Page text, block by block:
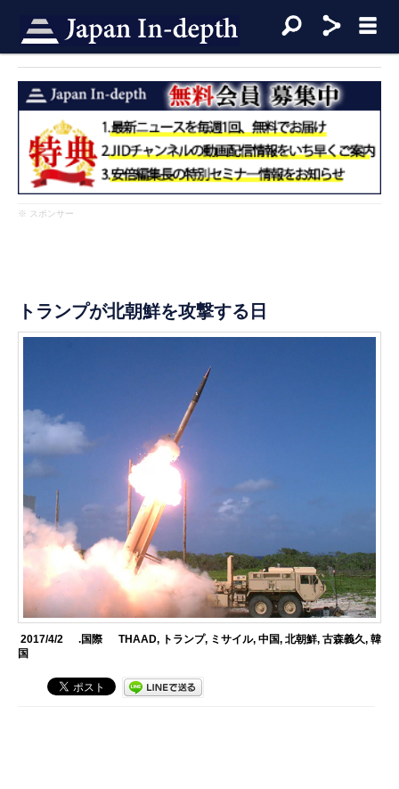
※ スポンサー
トランプが北朝鮮を攻撃する日
2017/4/2 .国際 THAAD, トランプ, ミサイル, 中国, 北朝鮮, 古森義久, 韓
国